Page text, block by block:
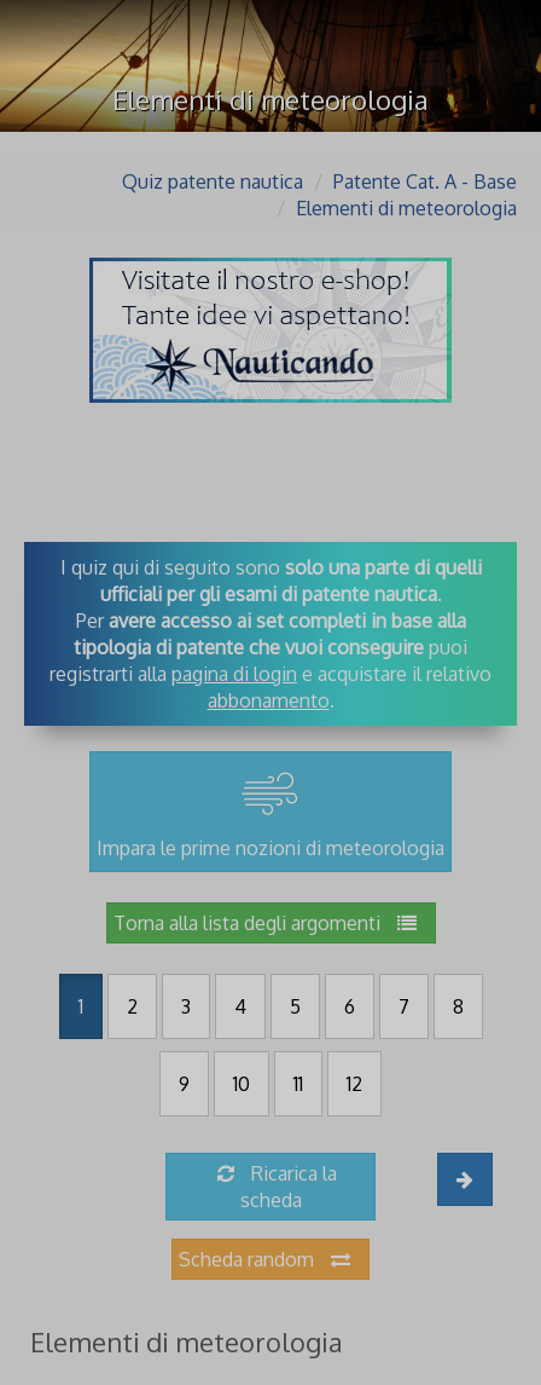
Elementi di meteorologia
Quiz patente nautica
Patente Cat. A - Base
Elementi di meteorologia
I quiz qui di seguito sono solo una parte di quelli
ufficiali per gli esami di patente nautica.
Peravere accesso ai set completi in base alla
tipologia di patente che vuoi conseguire puoi
registrarti alla pagina di login e acquistare il relativo
abbonamento.
Impara le prime nozioni di meteorologia
Torna alla lista degli argomenti
1 2 3 4 5 6 7 8
9 10 11 12
Ricarica la
scheda
Scheda random
Elementi di meteorologia